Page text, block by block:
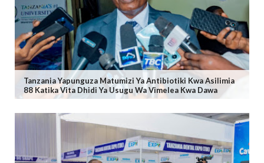
Tanzania Yapunguza Matumizi Ya Antibiotiki Kwa Asilimia
88 Katika Vita Dhidi Ya Usugu Wa Vimelea Kwa Dawa